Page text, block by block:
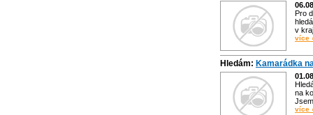
Pro
v
více
Hledám: Kamarádka
na
více